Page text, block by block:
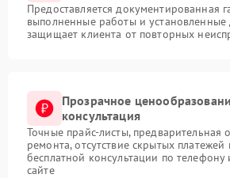
Предоставляется документированная
выполненные работы и установленные
защищает клиента от повторных
Прозрачное
консультация
Точные прайс-листы, предварительная
ремонта, отсутствие скрытых
бесплатной консультации по
сайте